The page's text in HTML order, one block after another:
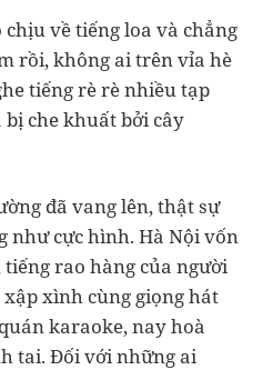
về tiếng loa và chẳng
rồi, không ai trên vỉa hè
tiếng rè rè nhiều tạp
che khuất bởi cây
đã vang lên, thật sự
như cực hình. Hà Nội vốn
tiếng rao hàng của người
xình cùng giọng hát
karaoke, nay hoà
tai. Đối với những ai